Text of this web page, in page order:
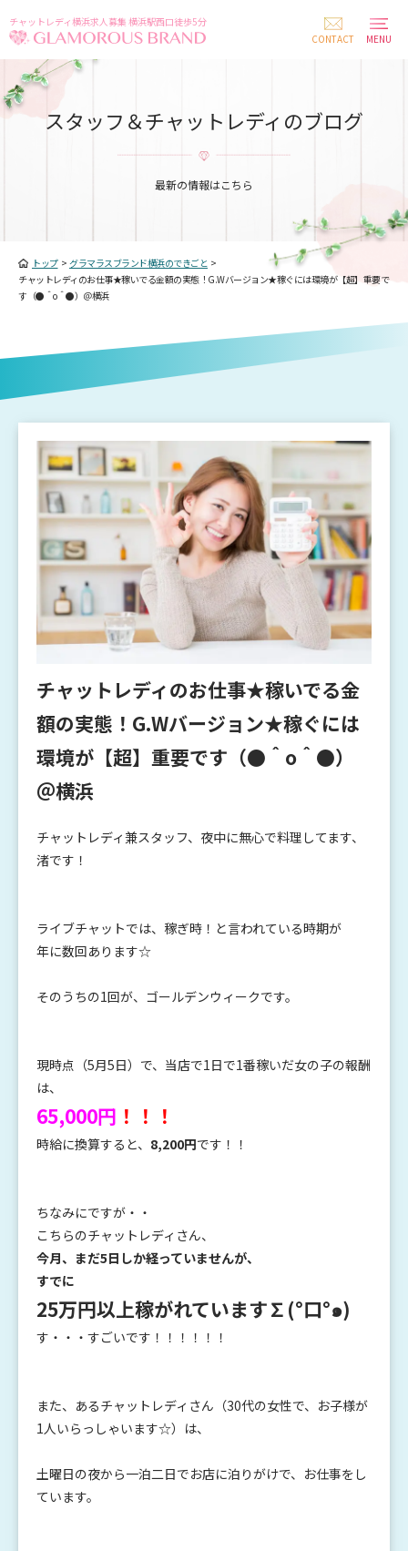
チャットレディ横浜求人募集 横浜駅西口徒歩5分
CONTACT
MENU
スタッフ＆チャットレディのブログ
最新の情報はこちら
トップ> グラマラスブランド横浜のできごと >
チャットレディのお仕事★稼いでる金額の実態！G.Wバージョン★稼ぐには環境が【超】重要で
す（●＾o＾●）＠横浜
チャットレディのお仕事★稼いでる金
額の実態！G.Wバージョン★稼ぐには
環境が【超】重要です（●＾o＾●）
＠横浜
チャットレディ兼スタッフ、夜中に無心で料理してます、
渚です！
ライブチャットでは、稼ぎ時！と言われている時期が
年に数回あります☆
そのうちの1回が、ゴールデンウィークです。
現時点（5月5日）で、当店で1日で1番稼いだ女の子の報酬
は、
65,000円 ！！！
時給に換算すると、 8,200円です！！
ちなみにですが・・
こちらのチャットレディさん、
今月、まだ5日しか経っていませんが、
すでに
25万円以上稼がれています∑(°口°๑)
す・・・すごいです！！！！！！
また、あるチャットレディさん（30代の女性で、お子様が
1人いらっしゃいます☆）は、
土曜日の夜から一泊二日でお店に泊りがけで、お仕事をし
ています。